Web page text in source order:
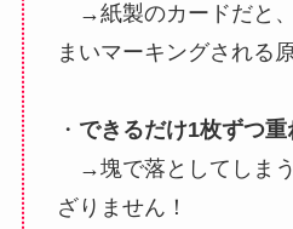
→紙製のカードだと
まいマーキングされる
・ できるだけ1枚ずつ重
→塊で落としてしま
ざりません！